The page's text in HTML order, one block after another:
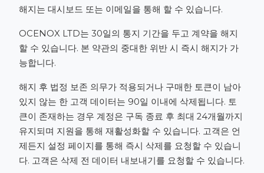
해지는 대시보드 또는 이메일을 통해 할 수 있습니다.
OCENOX LTD는 30일의 통지 기간을 두고 계약을 해지
할 수 있습니다. 본 약관의 중대한 위반 시 즉시 해지가 가
능합니다.
해지 후 법정 보존 의무가 적용되거나 구매한 토큰이 남아
있지 않는 한 고객 데이터는 90일 이내에 삭제됩니다. 토
큰이 존재하는 경우 계정은 구독 종료 후 최대 24개월까지
유지되며 지원을 통해 재활성화할 수 있습니다. 고객은 언
제든지 설정 페이지를 통해 즉시 삭제를 요청할 수 있습니
다. 고객은 삭제 전 데이터 내보내기를 요청할 수 있습니다.